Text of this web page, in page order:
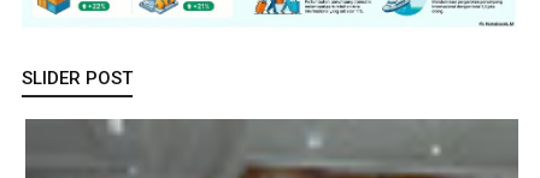
SLIDER POST